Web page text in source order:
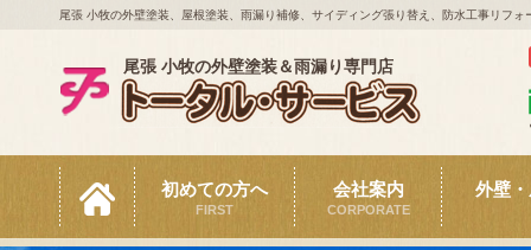
尾張 小牧の外壁塗装、屋根塗装、雨漏り補修、サイディング張り替え、防水工事リフ
尾張 小牧の外壁塗装＆雨漏り専門店
初めての方へ
FIRST
会社案内
CORPORATE
外壁